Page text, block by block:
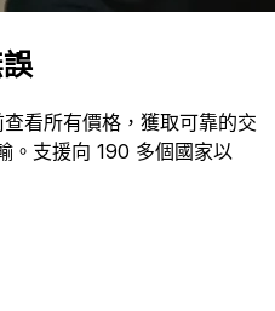
看所有價格，獲取可靠的交
。支援向 190 多個國家以